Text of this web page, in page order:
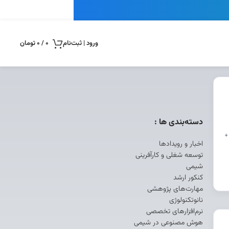
ورود | ثبت‌نام 0
/
0تومان
دسته‌بندی ها :
اخبار و رویدادها
توسعه شغلی و کارآفرینی
شیمی
کنکور ارشد
مهارت‌های پژوهشی
نانوتکنولوژی
نرم‌افزارهای تخصصی
هوش مصنوعی در شیمی